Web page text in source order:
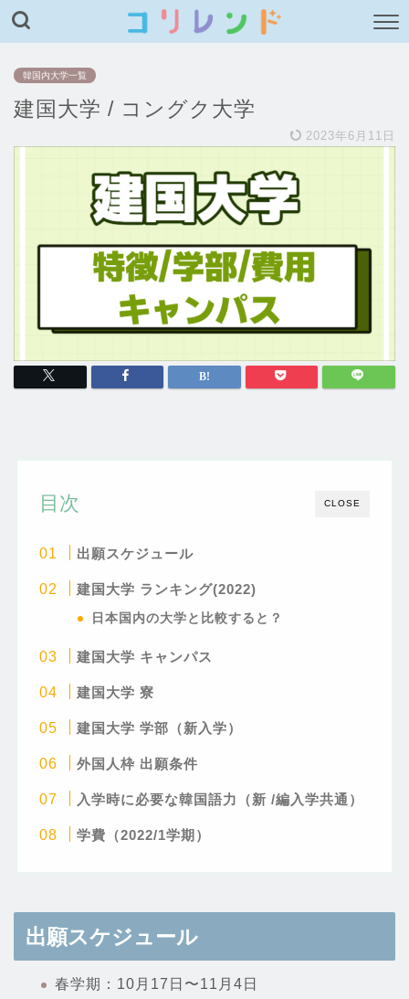
韓国内大学一覧
建国大学 / コングク大学
2023年6月11日
CLOSE
目次
出願スケジュール
建国大学 ランキング(2022)
日本国内の大学と比較すると？
建国大学 キャンパス
建国大学 寮
建国大学 学部（新入学）
外国人枠 出願条件
入学時に必要な韓国語力（新 /編入学共通）
学費（2022/1学期）
出願スケジュール
春学期：10月17日〜11月4日